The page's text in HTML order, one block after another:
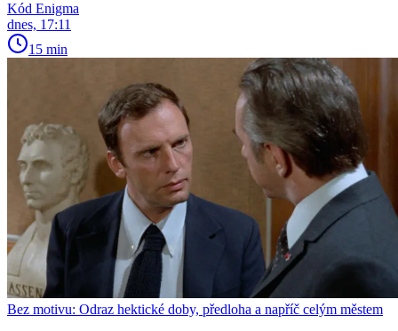
Kód Enigma
dnes, 17:11
15 min
Bez motivu: Odraz hektické doby, předloha a napříč celým městem